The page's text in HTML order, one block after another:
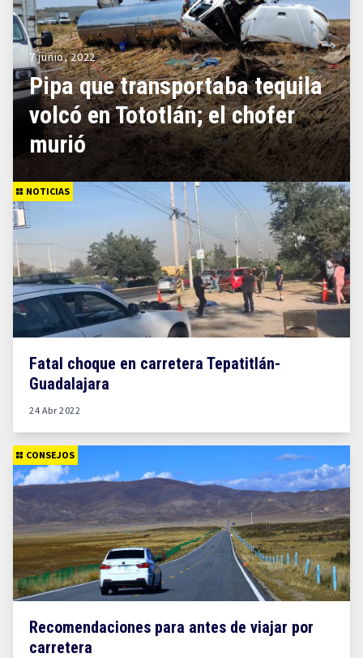
7 junio, 2022
Pipa que transportaba tequila
volcó en Tototlán; el chofer
murió
NOTICIAS
Fatal choque en carretera Tepatitlán-
Guadalajara
24 Abr 2022
CONSEJOS
Recomendaciones para antes de viajar por
carretera